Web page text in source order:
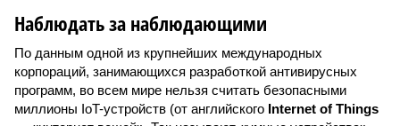
Наблюдать за наблюдающими
По данным одной из крупнейших международных
корпораций, занимающихся разработкой антивирусных
программ, во всем мире нельзя считать безопасными
миллионы IoT-устройств (от английского Internet of Things